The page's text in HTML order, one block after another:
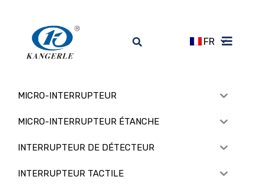
FR
MICRO-INTERRUPTEUR
MICRO-INTERRUPTEUR ÉTANCHE
INTERRUPTEUR DE DÉTECTEUR
INTERRUPTEUR TACTILE